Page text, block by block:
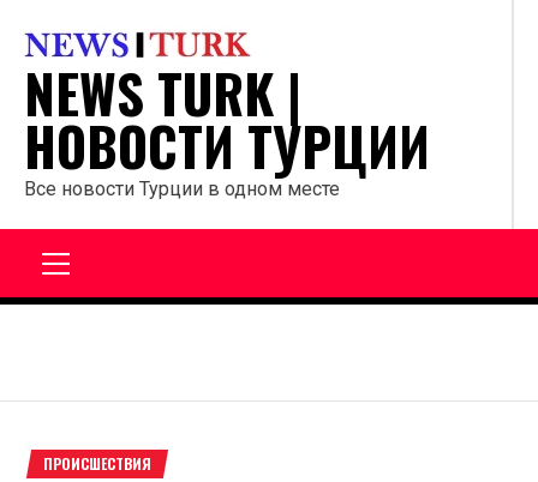
содержанию
NEWS TURK |
НОВОСТИ ТУРЦИИ
Все новости Турции в одном месте
ПРОИСШЕСТВИЯ